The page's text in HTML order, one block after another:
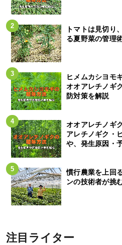
トマトは見切り
る夏野菜の管理
ヒメムカシヨモ
オオアレチノギ
防対策を解説
オオアレチノギ
アレチノギク・
や、発生原因・
慣行農業を上回
ンの技術者が挑
注目ライター